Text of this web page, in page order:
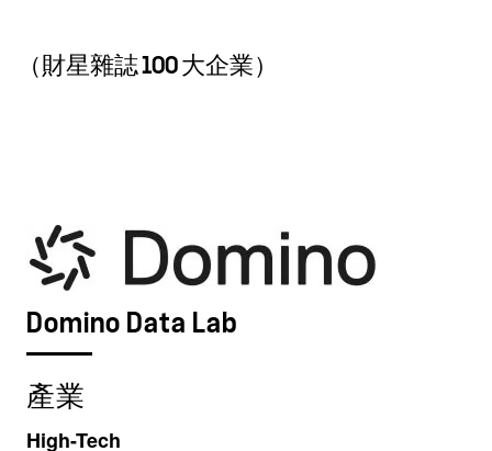
（財星雜誌 100 大企業）
Domino Data Lab
產業
High-Tech